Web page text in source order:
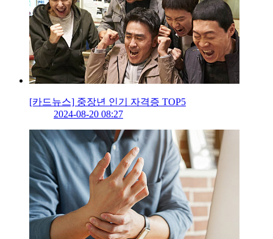
[카드뉴스] 중장년 인기 자격증 TOP5
2024-08-20 08:27